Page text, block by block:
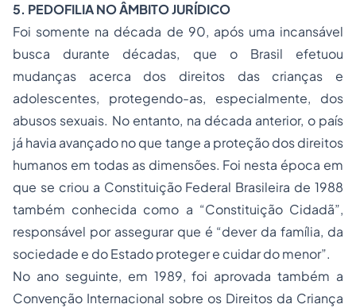
5. PEDOFILIA NO ÂMBITO JURÍDICO
Foi somente na década de 90, após uma incansável
busca durante décadas, que o Brasil efetuou
mudanças acerca dos direitos das crianças e
adolescentes, protegendo-as, especialmente, dos
abusos sexuais. No entanto, na década anterior, o país
já havia avançado no que tange a proteção dos direitos
humanos em todas as dimensões. Foi nesta época em
que se criou a Constituição Federal Brasileira de 1988
também conhecida como a “Constituição Cidadã”,
responsável por assegurar que é “dever da família, da
sociedade e do Estado proteger e cuidar do menor”.
No ano seguinte, em 1989, foi aprovada também a
Convenção Internacional sobre os Direitos da Criança